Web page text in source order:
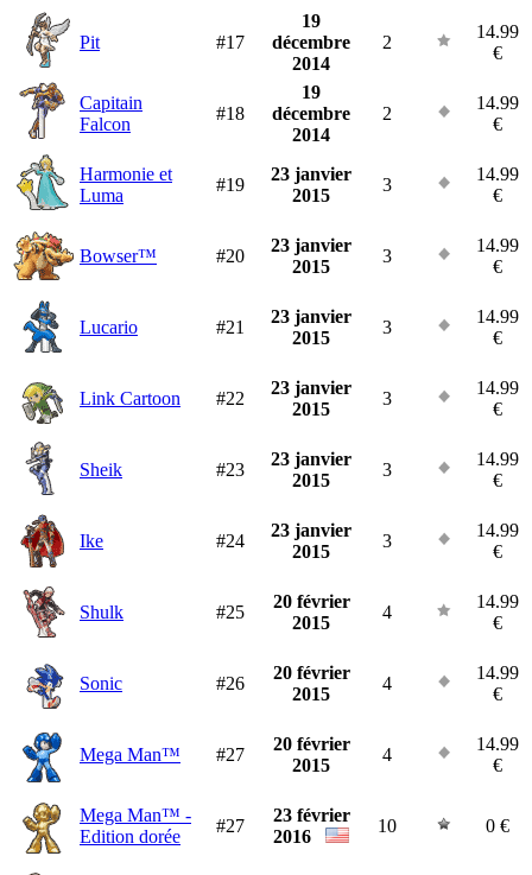
Pit #17
19
décembre
2014
2
14.99
€
Capitain
Falcon
#18
19
décembre
2014
2
14.99
€
Harmonie et
Luma
#19
23 janvier
2015
3
14.99
€
Bowser™ #20
23 janvier
2015
3
14.99
€
Lucario #21
23 janvier
2015
3
14.99
€
Link Cartoon #22
23 janvier
2015
3
14.99
€
Sheik #23
23 janvier
2015
3
14.99
€
Ike #24
23 janvier
2015
3
14.99
€
Shulk #25
20 février
2015
4
14.99
€
Sonic #26
20 février
2015
4
14.99
€
Mega Man™ #27
20 février
2015
4
14.99
€
Mega Man™ -
Edition dorée
#27
23 février
2016
10 0 €